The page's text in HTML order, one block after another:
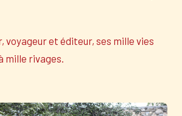
voyageur et éditeur, ses mille vies
mille rivages.